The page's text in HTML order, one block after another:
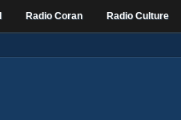
Radio Coran Radio Culture